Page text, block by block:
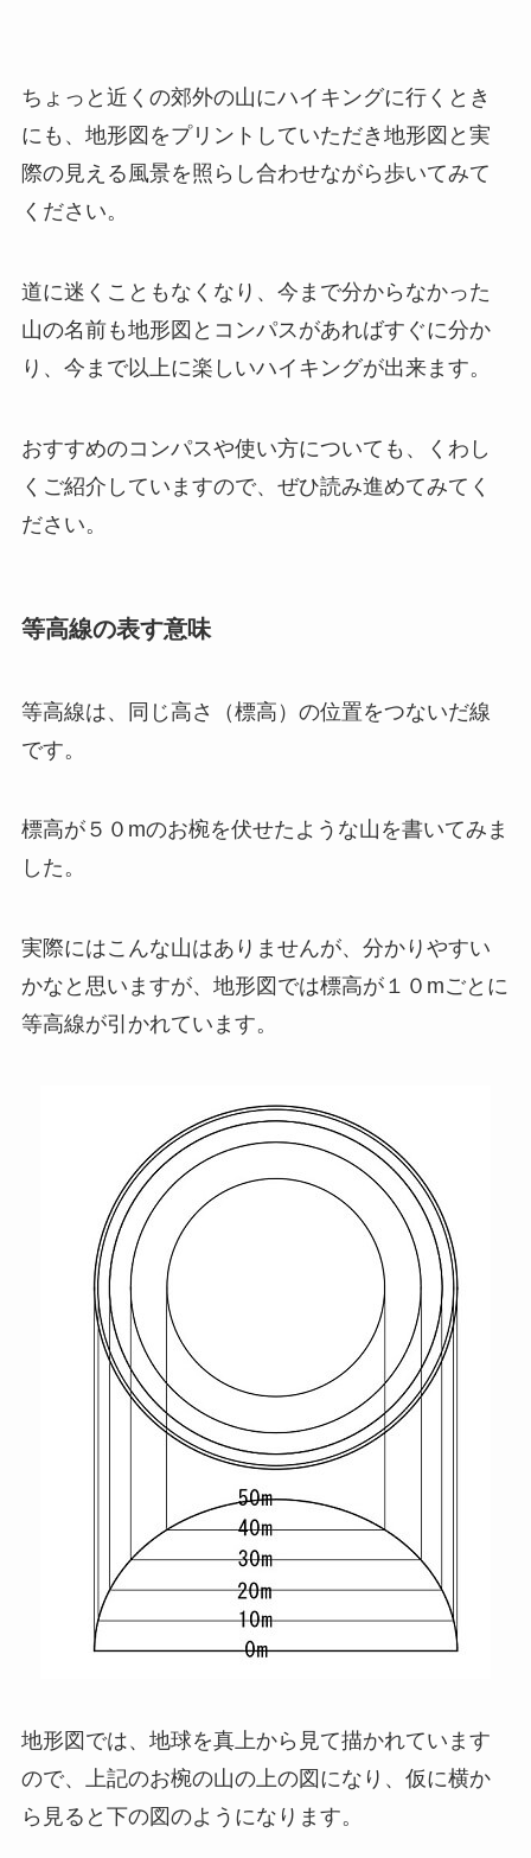
ちょっと近くの郊外の山にハイキングに行くとき
にも、地形図をプリントしていただき地形図と実
際の見える風景を照らし合わせながら歩いてみて
ください。
道に迷くこともなくなり、今まで分からなかった
山の名前も地形図とコンパスがあればすぐに分か
り、今まで以上に楽しいハイキングが出来ます。
おすすめのコンパスや使い方についても、くわし
くご紹介していますので、ぜひ読み進めてみてく
ださい。
等高線の表す意味
等高線は、同じ高さ（標高）の位置をつないだ線
です。
標高が５０mのお椀を伏せたような山を書いてみま
した。
実際にはこんな山はありませんが、分かりやすい
かなと思いますが、地形図では標高が１０mごとに
等高線が引かれています。
地形図では、地球を真上から見て描かれています
ので、上記のお椀の山の上の図になり、仮に横か
ら見ると下の図のようになります。